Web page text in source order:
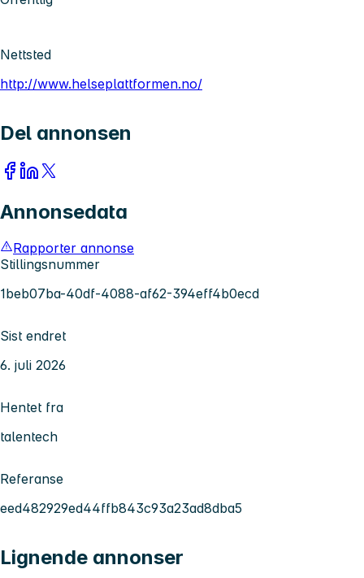
Nettsted
http://www.helseplattformen.no/
Del annonsen
Annonsedata
Rapporter annonse
Stillingsnummer
1beb07ba-40df-4088-af62-394eff4b0ecd
Sist endret
6. juli 2026
Hentet fra
talentech
Referanse
eed482929ed44ffb843c93a23ad8dba5
Lignende annonser